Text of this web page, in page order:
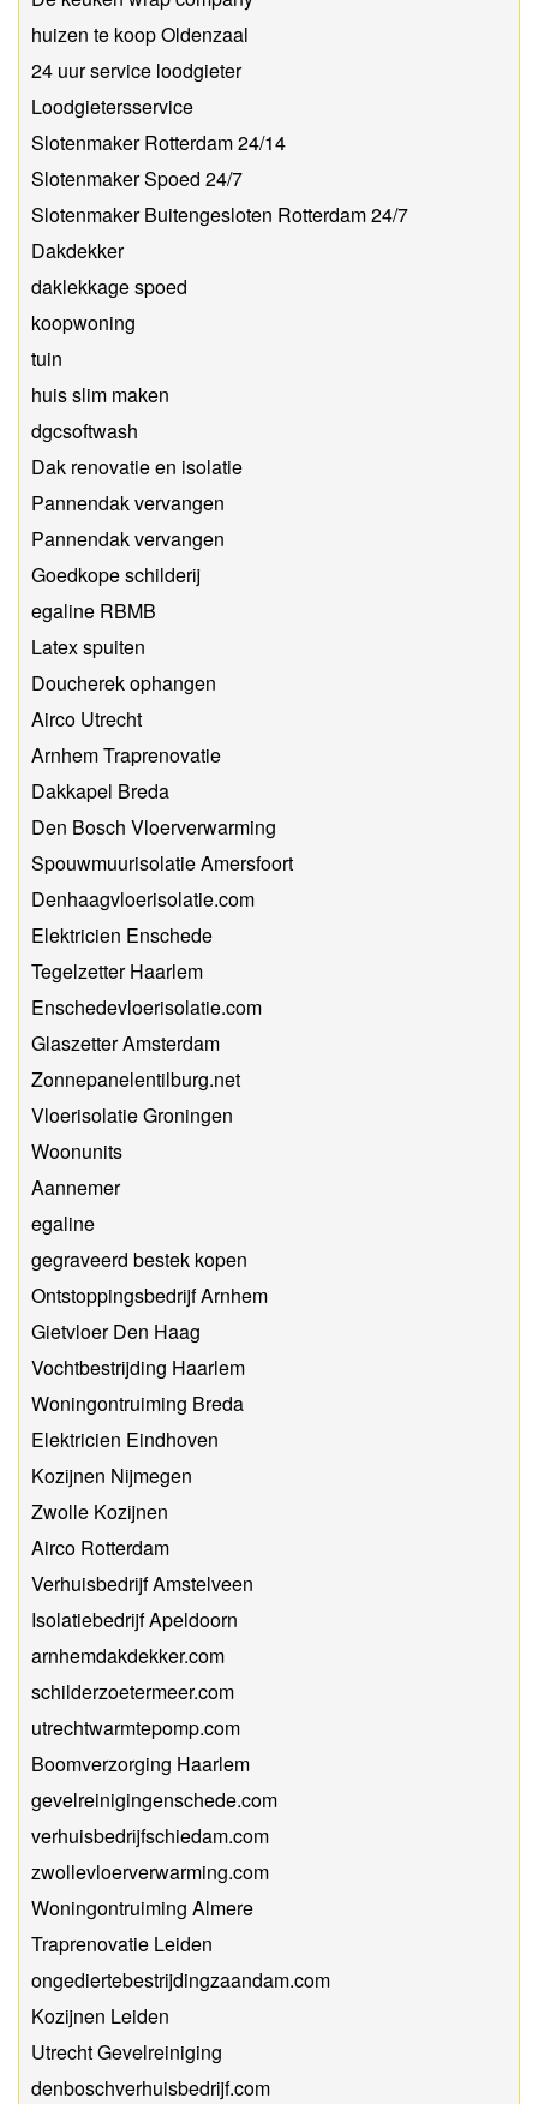
huizen te koop Oldenzaal
24 uur service loodgieter
Loodgietersservice
Slotenmaker Rotterdam 24/14
Slotenmaker Spoed 24/7
Slotenmaker Buitengesloten Rotterdam 24/7
Dakdekker
daklekkage spoed
koopwoning
tuin
huis slim maken
dgcsoftwash
Dak renovatie en isolatie
Pannendak vervangen
Pannendak vervangen
Goedkope schilderij
egaline RBMB
Latex spuiten
Doucherek ophangen
Airco Utrecht
Arnhem Traprenovatie
Dakkapel Breda
Den Bosch Vloerverwarming
Spouwmuurisolatie Amersfoort
Denhaagvloerisolatie.com
Elektricien Enschede
Tegelzetter Haarlem
Enschedevloerisolatie.com
Glaszetter Amsterdam
Zonnepanelentilburg.net
Vloerisolatie Groningen
Woonunits
Aannemer
egaline
gegraveerd bestek kopen
Ontstoppingsbedrijf Arnhem
Gietvloer Den Haag
Vochtbestrijding Haarlem
Woningontruiming Breda
Elektricien Eindhoven
Kozijnen Nijmegen
Zwolle Kozijnen
Airco Rotterdam
Verhuisbedrijf Amstelveen
Isolatiebedrijf Apeldoorn
arnhemdakdekker.com
schilderzoetermeer.com
utrechtwarmtepomp.com
Boomverzorging Haarlem
gevelreinigingenschede.com
verhuisbedrijfschiedam.com
zwollevloerverwarming.com
Woningontruiming Almere
Traprenovatie Leiden
ongediertebestrijdingzaandam.com
Kozijnen Leiden
Utrecht Gevelreiniging
denboschverhuisbedrijf.com